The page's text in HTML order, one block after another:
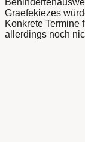
Graefekiezes
Konkrete Termine
allerdings noch